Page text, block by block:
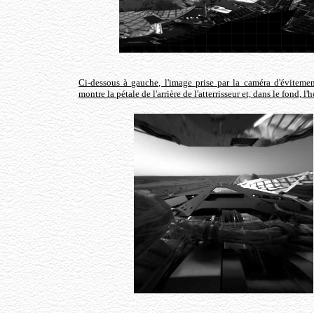
Ci-dessous à gauche, l'image prise par la caméra
montre la pétale de l'arrière de l'atterrisseur et, dans le fond,